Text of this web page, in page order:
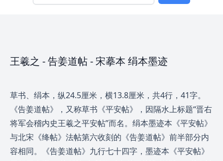
王羲之 -告姜道帖- 宋摹本 绢本墨迹
草书、绢本，纵24.5厘米，横13.8厘米，共4行，41字。
《告姜道帖》，又称草书《平安帖》，因隔水上标题“晋右
将军会稽内史王羲之平安帖”而名。绢本墨迹本《平安帖》
与北宋《绛帖》法帖第六收刻的《告姜道帖》前半部分内
容相同。《告姜道帖》九行七十四字，墨迹本《平安帖》